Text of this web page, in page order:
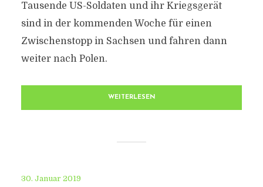
Tausende US-Soldaten und ihr Kriegsgerät
sind in der kommenden Woche für einen
Zwischenstopp in Sachsen und fahren dann
weiter nach Polen.
WEITERLESEN
30. Januar 2019